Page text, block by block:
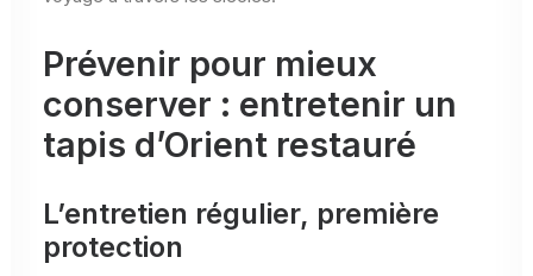
Prévenir pour mieux
conserver : entretenir un
tapis d’Orient restauré
L’entretien régulier, première
protection